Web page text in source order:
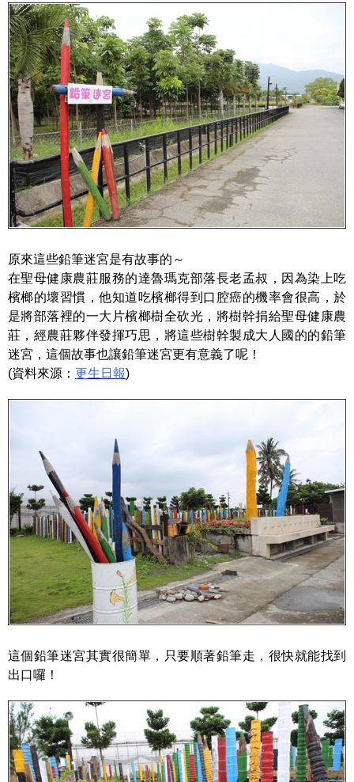
原來這些鉛筆迷宮是有故事的～
在聖母健康農莊服務的達魯瑪克部落長老孟叔，因為染上吃
檳榔的壞習慣，他知道吃檳榔得到口腔癌的機率會很高，於
是將部落裡的一大片檳榔樹全砍光，將樹幹捐給聖母健康農
莊，經農莊夥伴發揮巧思，將這些樹幹製成大人國的的鉛筆
迷宮，這個故事也讓鉛筆迷宮更有意義了呢！
(資料來源： 更生日報)
這個鉛筆迷宮其實很簡單，只要順著鉛筆走，很快就能找到
出口囉！